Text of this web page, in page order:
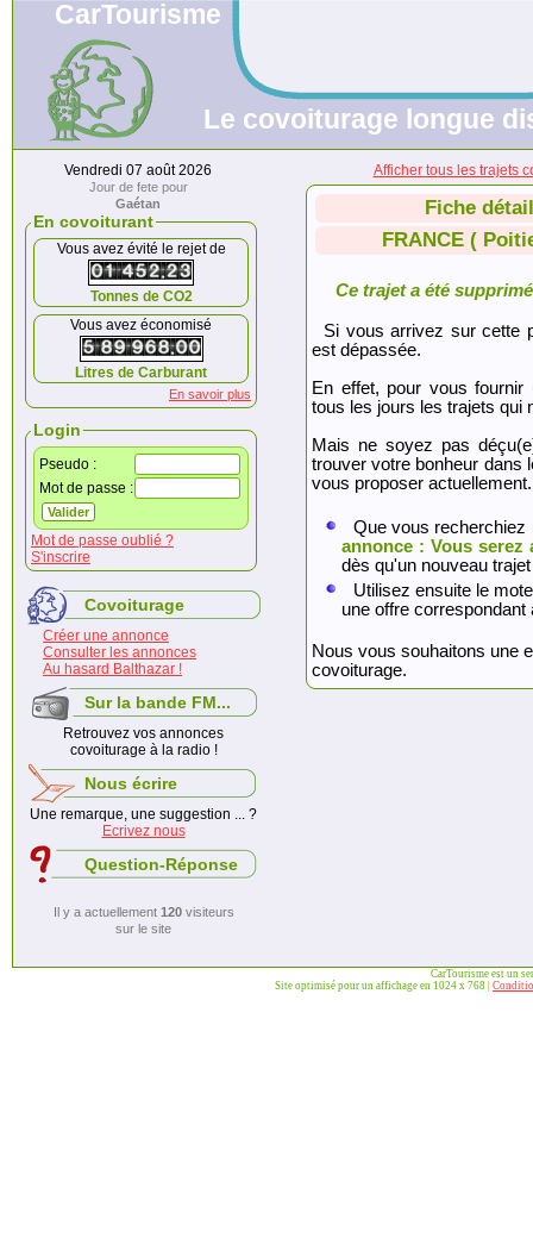
CarTourisme
Le covoiturage longue
Vendredi 07 août 2026
Jour de fete pour
Gaétan
En covoiturant
Vous avez évité le rejet de
Tonnes de CO2
Vous avez économisé
Litres de Carburant
En savoir plus
Login
Pseudo :
Mot de passe :
Mot de passe oublié ?
S'inscrire
Covoiturage
Créer une annonce
Consulter les annonces
Au hasard Balthazar !
Sur la bande FM...
Retrouvez vos annonces
covoiturage à la radio !
Nous écrire
Une remarque, une suggestion ... ?
Ecrivez nous
Question-Réponse
Il y a actuellement 120visiteurs
sur le site
Afficher tous les trajets
Fiche
FRANCE (
Ce trajet a été
Si vous arrivez sur cette
est dépassée.
En effet, pour vous fournir
tous les jours les trajets qui
Mais ne soyez pas
trouver votre bonheur dans
vous proposer actuellement.
Que vous
annonce : Vous serez
dès qu'un nouveau
Utilisez ensuite le
une offre
Nous vous souhaitons une
covoiturage.
CarTourisme est un
Site optimisé pour un affichage en 1024 x 768 |